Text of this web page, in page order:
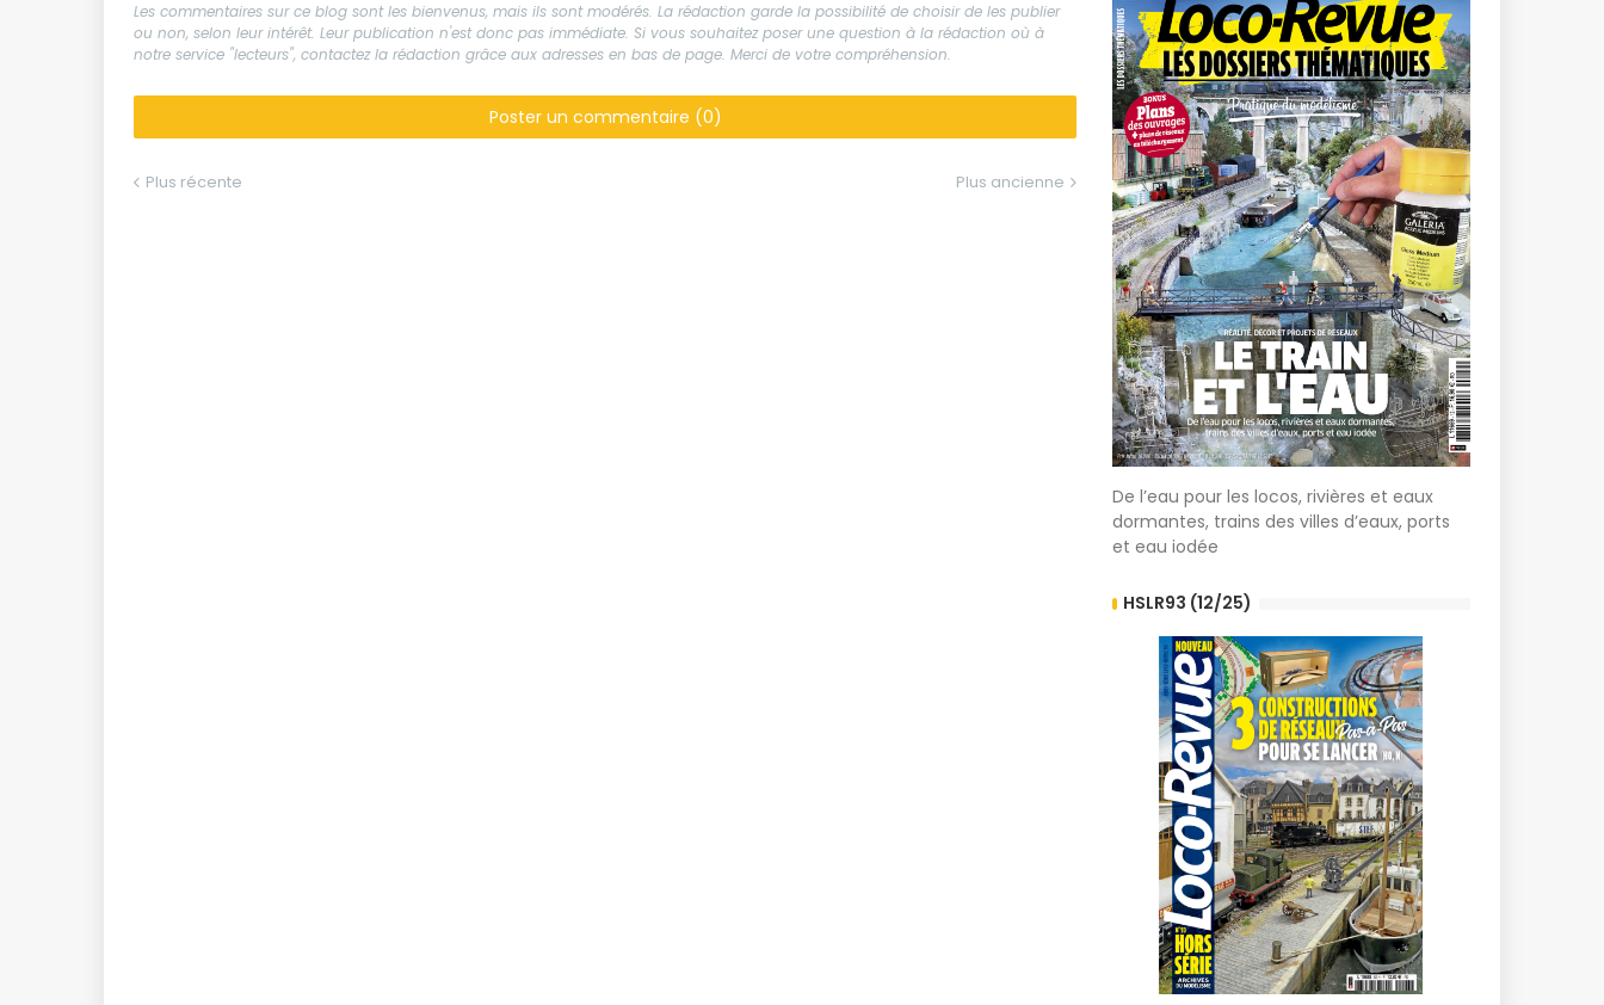
Les commentaires sur ce blog sont les bienvenus, mais ils sont modérés. La rédaction garde la possibilité de choisir de les publier
ou non, selon leur intérêt. Leur publication n'est donc pas immédiate. Si vous souhaitez poser une question à la rédaction où à
notre service "lecteurs", contactez la rédaction grâce aux adresses en bas de page. Merci de votre compréhension.
Poster un commentaire (0)
Plus récente Plus ancienne
De l’eau pour les locos, rivières et eaux
dormantes, trains des villes d’eaux, ports
et eau iodée
HSLR93 (12/25)